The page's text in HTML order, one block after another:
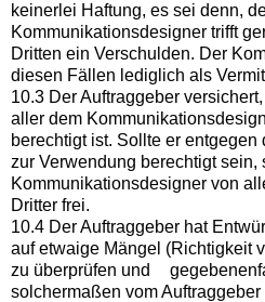
keinerlei Haftung, es sei denn,
Kommunikationsdesigner trifft
Dritten ein Verschulden. Der
diesen Fällen lediglich als
10.3 Der Auftraggeber
aller dem
berechtigt ist. Sollte er
zur Verwendung berechtigt sein,
Kommunikationsdesigner von
Dritter frei.
10.4 Der Auftraggeber hat
auf etwaige Mängel (Richtigkeit
zu überprüfen und
solchermaßen vom